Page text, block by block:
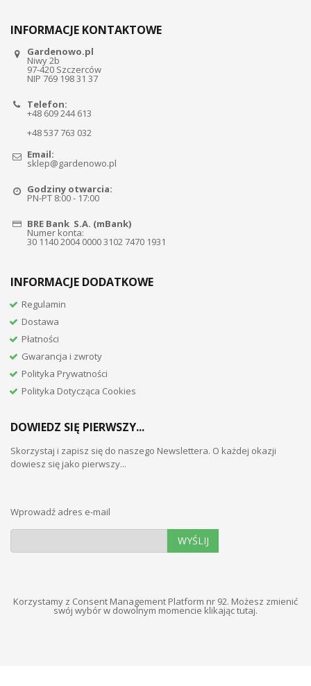
INFORMACJE KONTAKTOWE
Gardenowo.pl
Niwy 2b
97-420 Szczerców
NIP 769 198 31 37
Telefon:
+48 609 244 613
+48 537 763 032
Email:
sklep@gardenowo.pl
Godziny otwarcia:
PN-PT 8:00 - 17:00
BRE Bank S.A. (mBank)
Numer konta:
30 1140 2004 0000 3102 7470 1931
INFORMACJE DODATKOWE
Regulamin
Dostawa
Płatności
Gwarancja i zwroty
Polityka Prywatności
Polityka Dotycząca Cookies
DOWIEDZ SIĘ PIERWSZY...
Skorzystaj i zapisz się do naszego Newslettera. O każdej okazji
dowiesz się jako pierwszy...
Wprowadź adres e-mail
WYŚLIJ
Korzystamy z Consent Management Platform nr 92. Możesz zmienić
swój wybór w dowolnym momencie klikając tutaj.